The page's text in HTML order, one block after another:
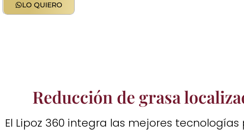
LO QUIERO
Reducción de grasa
El Lipoz 360 integra las mejores